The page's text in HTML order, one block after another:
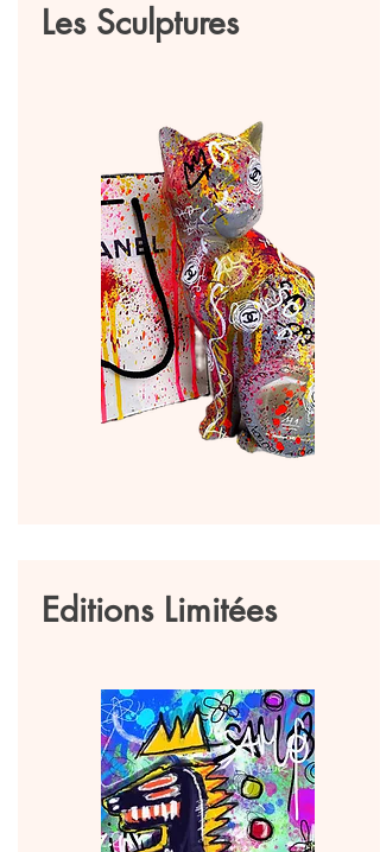
Les Sculptures
Editions Limitées